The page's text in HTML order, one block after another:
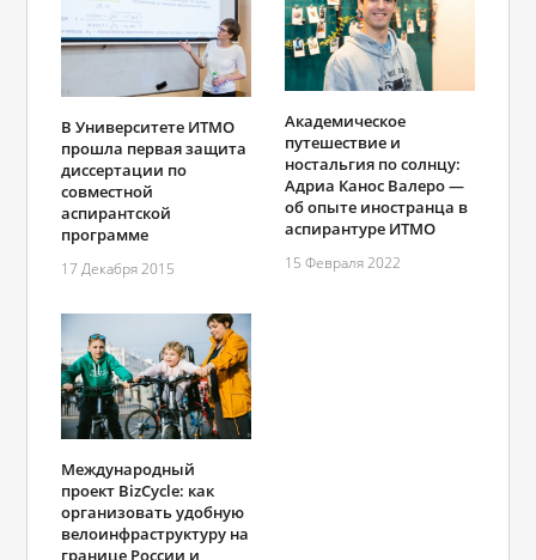
В Университете ИТМО
прошла первая защита
диссертации по
совместной
аспирантской
программе
17 Декабря 2015
Академическое
путешествие и
ностальгия по солнцу:
Адриа Канос Валеро ―
об опыте иностранца в
аспирантуре ИТМО
15 Февраля 2022
Международный
проект BizCycle: как
организовать удобную
велоинфраструктуру на
границе России и